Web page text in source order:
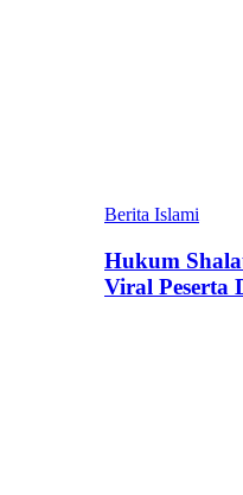
Berita Islami
Hukum
Viral Peserta